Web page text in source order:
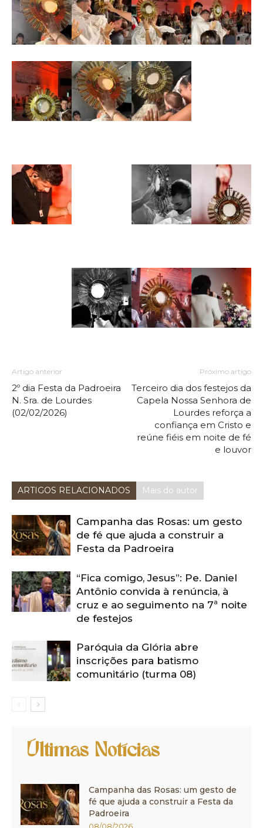
Artigo anterior
2º dia Festa da Padroeira
N. Sra. de Lourdes
(02/02/2026)
Próximo artigo
Terceiro dia dos festejos da
Capela Nossa Senhora de
Lourdes reforça a
confiança em Cristo e
reúne fiéis em noite de fé
e louvor
ARTIGOS RELACIONADOS Mais do autor
Campanha das Rosas: um gesto
de fé que ajuda a construir a
Festa da Padroeira
“Fica comigo, Jesus”: Pe. Daniel
Antônio convida à renúncia, à
cruz e ao seguimento na 7ª noite
de festejos
Paróquia da Glória abre
inscrições para batismo
comunitário (turma 08)
Últimas Notícias
Campanha das Rosas: um gesto de
fé que ajuda a construir a Festa da
Padroeira